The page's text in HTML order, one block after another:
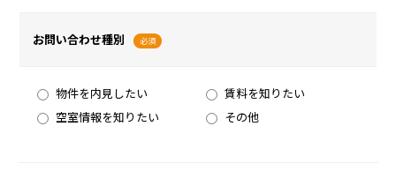
お問い合わせ種別 必須
物件を内見したい
賃料を知りたい
空室情報を知りたい
その他